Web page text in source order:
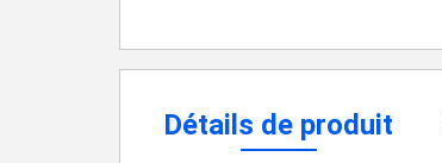
Détails de produit